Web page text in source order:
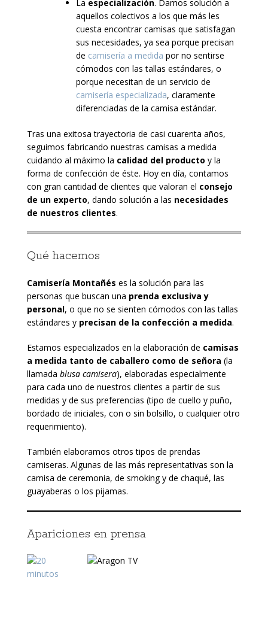
La especialización. Damos solución a
aquellos colectivos a los que más les
cuesta encontrar camisas que satisfagan
sus necesidades, ya sea porque precisan
de camisería a medida por no sentirse
cómodos con las tallas estándares, o
porque necesitan de un servicio de
camisería especializada, claramente
diferenciadas de la camisa estándar.
Tras una exitosa trayectoria de casi cuarenta años,
seguimos fabricando nuestras camisas a medida
cuidando al máximo la calidad del producto y la
forma de confección de éste. Hoy en día, contamos
con gran cantidad de clientes que valoran el consejo
de un experto, dando solución a las necesidades
de nuestros clientes.
Qué hacemos
Camisería Montañés es la solución para las
personas que buscan una prenda exclusiva y
personal, o que no se sienten cómodos con las tallas
estándares y precisan de la confección a medida.
Estamos especializados en la elaboración de camisas
a medida tanto de caballero como de señora (la
llamada blusa camisera), elaboradas especialmente
para cada uno de nuestros clientes a partir de sus
medidas y de sus preferencias (tipo de cuello y puño,
bordado de iniciales, con o sin bolsillo, o cualquier otro
requerimiento).
También elaboramos otros tipos de prendas
camiseras. Algunas de las más representativas son la
camisa de ceremonia, de smoking y de chaqué, las
guayaberas o los pijamas.
Apariciones en prensa